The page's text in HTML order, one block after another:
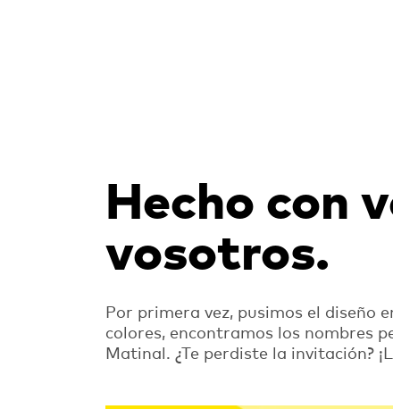
Hecho con
vosotros.
Por primera vez, pusimos el diseño
colores, encontramos los nombres
Matinal. ¿Te perdiste la invitación?